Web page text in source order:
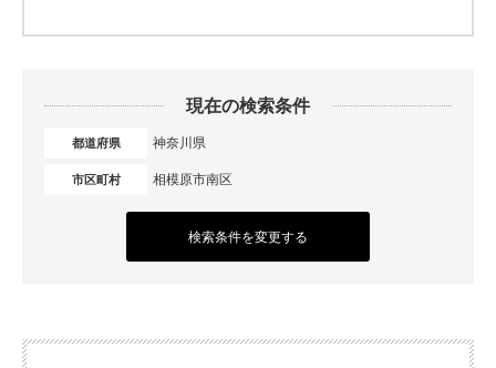
現在の検索条件
都道府県 神奈川県
市区町村 相模原市南区
検索条件を変更する